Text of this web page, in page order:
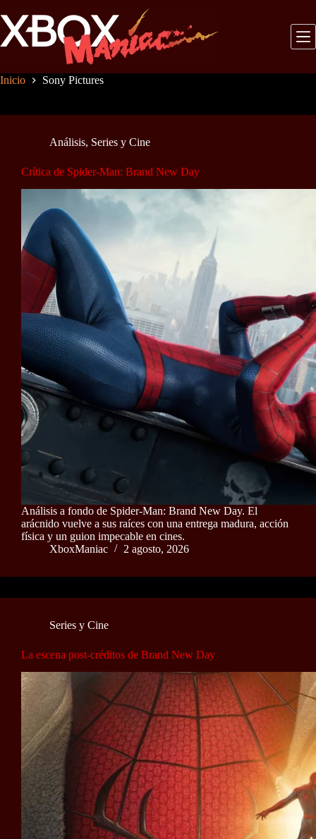
al
contenido
Inicio Sony Pictures
Análisis, Series y Cine
Crítica de Spider-Man: Brand New Day
Análisis a fondo de Spider-Man: Brand New Day. El
arácnido vuelve a sus raíces con una entrega madura, acción
física y un guion impecable en cines.
XboxManiac
2 agosto, 2026
Series y Cine
La escena post-créditos de Brand New Day